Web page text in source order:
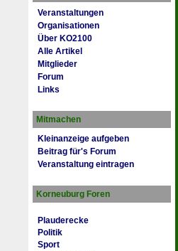
Veranstaltungen
Organisationen
Über KO2100
Alle Artikel
Mitglieder
Forum
Links
Mitmachen
Kleinanzeige aufgeben
Beitrag für's Forum
Veranstaltung eintragen
Korneuburg Foren
Plauderecke
Politik
Sport